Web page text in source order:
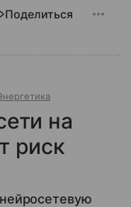
Поделиться
на
риск